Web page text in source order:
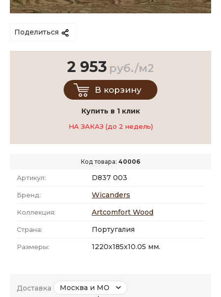
Поделиться
Код товара: 40006
Артикул: D837 003
Бренд: Wicanders
Коллекция: Artcomfort Wood
Страна: Португалия
Размеры: 1220x185x10.05 мм.
2 953 руб./м2
В корзину
Купить в 1 клик
НА ЗАКАЗ (до 2 недель)
Доставка
Москва и МО